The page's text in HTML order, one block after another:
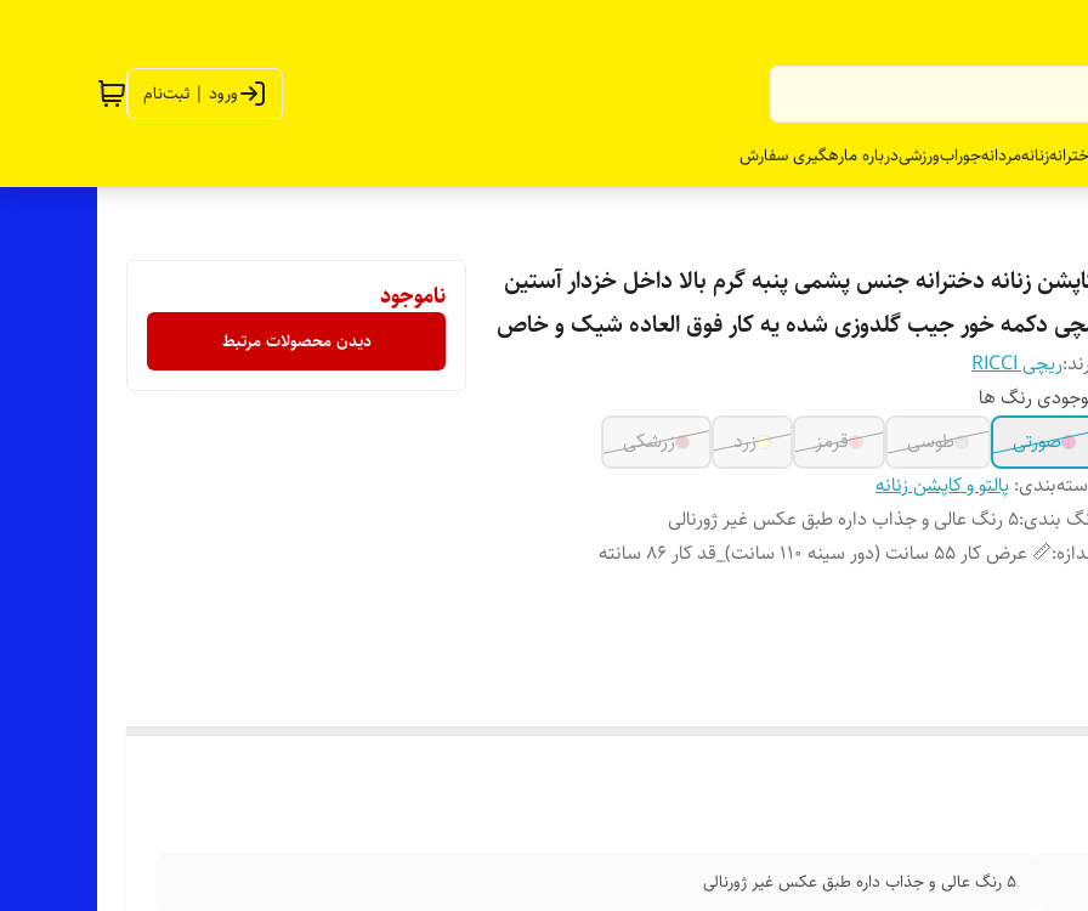
ورود | ثبت‌نام
زنانهمردانهجورابورزشیدرباره مارهگیری سفارش
زنانه دخترانه جنس پشمی پنبه گرم بالا داخل خزدار آستین
دکمه خور جیب گلدوزی شده یه کار فوق العاده شیک و خاص
ریچی RICCI
رنگ ها
صورتی
طوسی قرمز زرد
زرشکی
: پالتو و کاپشن زنانه
بندی:5 رنگ عالی و جذاب داره طبق عکس غیر ژورنالی
:📏 عرض کار 55 سانت (دور سینه 110 سانت)_قد کار 86 سانته
ناموجود
دیدن محصولات مرتبط
5 رنگ عالی و جذاب داره طبق عکس غیر ژورنالی